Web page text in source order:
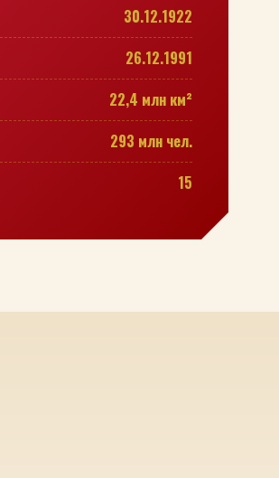
30.12.1922
26.12.1991
22,4 млн км²
293 млн чел.
15